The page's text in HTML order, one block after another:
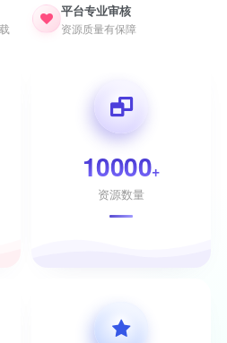
平台专业审核
资源质量有保障
10000+
资源数量